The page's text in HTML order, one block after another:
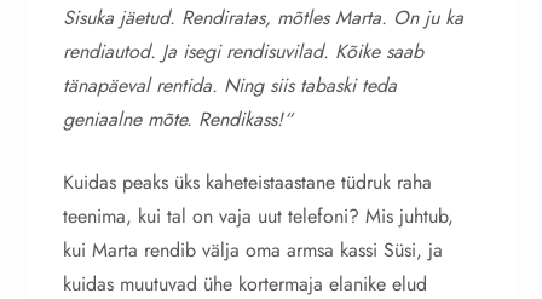
Sisuka jäetud. Rendiratas, mõtles Marta. On ju ka
rendiautod. Ja isegi rendisuvilad. Kõike saab
tänapäeval rentida. Ning siis tabaski teda
geniaalne mõte. Rendikass!“
Kuidas peaks üks kaheteistaastane tüdruk raha
teenima, kui tal on vaja uut telefoni? Mis juhtub,
kui Marta rendib välja oma armsa kassi Süsi, ja
kuidas muutuvad ühe kortermaja elanike elud